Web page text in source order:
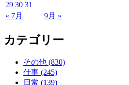
« 7月 9月 »
29 30 31
カテゴリー
その他 (830)
仕事 (245)
日常 (139)